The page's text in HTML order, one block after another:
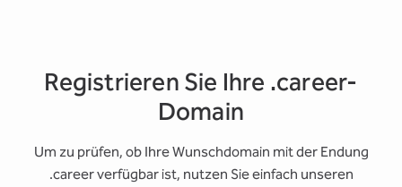
Registrieren Sie Ihre .career-
Domain
Um zu prüfen, ob Ihre Wunschdomain mit der Endung
.career verfügbar ist, nutzen Sie einfach unseren